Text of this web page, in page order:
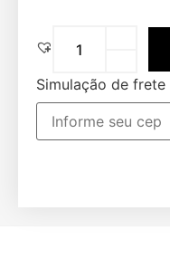
Simulação de frete